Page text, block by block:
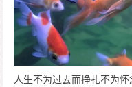
人生不为过去而挣扎不为怀